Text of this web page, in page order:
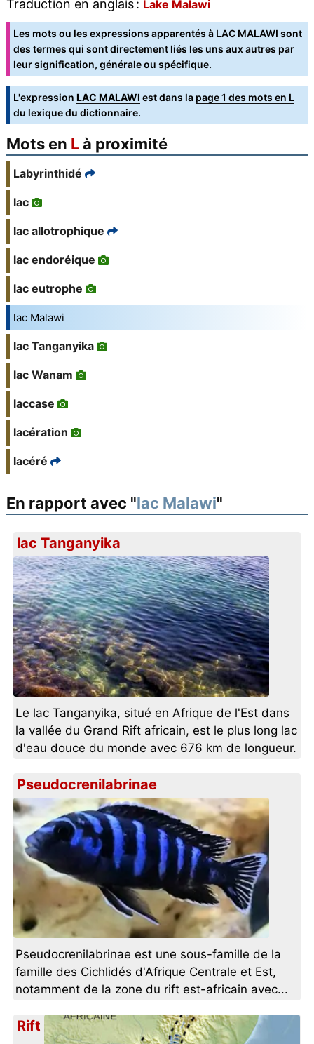
Traduction en anglais : Lake Malawi
Les mots ou les expressions apparentés à LAC MALAWI sont
des termes qui sont directement liés les uns aux autres par
leur signification, générale ou spécifique.
L'expression LAC MALAWI est dans la page 1 des mots en L
du lexique du dictionnaire.
Mots en Là proximité
Labyrinthidé
lac
lac allotrophique
lac endoréique
lac eutrophe
lac Malawi
lac Tanganyika
lac Wanam
laccase
lacération
lacéré
En rapport avec "lac Malawi"
lac Tanganyika
Le lac Tanganyika, situé en Afrique de l'Est dans
la vallée du Grand Rift africain, est le plus long lac
d'eau douce du monde avec 676 km de longueur.
Pseudocrenilabrinae
Pseudocrenilabrinae est une sous-famille de la
famille des Cichlidés d'Afrique Centrale et Est,
notamment de la zone du rift est-africain avec...
Rift